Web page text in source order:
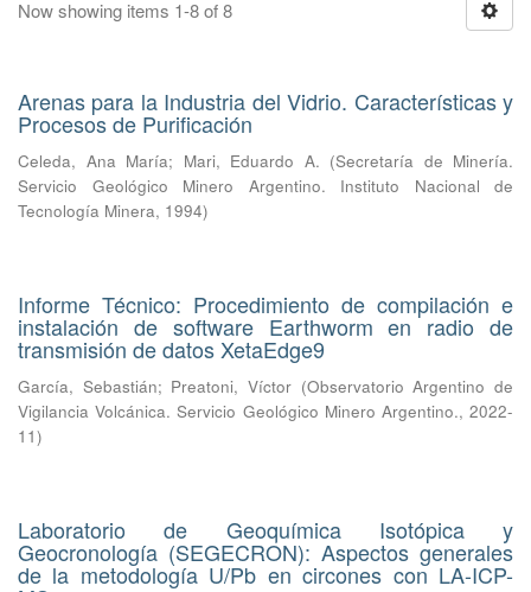
Now showing items 1-8 of 8
Arenas para la Industria del Vidrio. Características y
Procesos de Purificación
Celeda, Ana María; Mari, Eduardo A. (Secretaría de Minería.
Servicio Geológico Minero Argentino. Instituto Nacional de
Tecnología Minera, 1994)
Informe Técnico: Procedimiento de compilación e
instalación de software Earthworm en radio de
transmisión de datos XetaEdge9
García, Sebastián; Preatoni, Víctor (Observatorio Argentino de
Vigilancia Volcánica. Servicio Geológico Minero Argentino.,2022-
11)
Laboratorio de Geoquímica Isotópica y
Geocronología (SEGECRON): Aspectos generales
de la metodología U/Pb en circones con LA-ICP-